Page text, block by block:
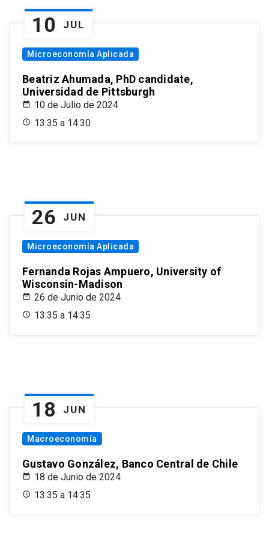
10 JUL
Microeconomía Aplicada
Beatriz Ahumada, PhD candidate,
Universidad de Pittsburgh
10 de Julio de 2024
13:35 a 14:30
26 JUN
Microeconomía Aplicada
Fernanda Rojas Ampuero, University of
Wisconsin-Madison
26 de Junio de 2024
13:35 a 14:35
18 JUN
Macroeconomía
Gustavo González, Banco Central de Chile
18 de Junio de 2024
13:35 a 14:35